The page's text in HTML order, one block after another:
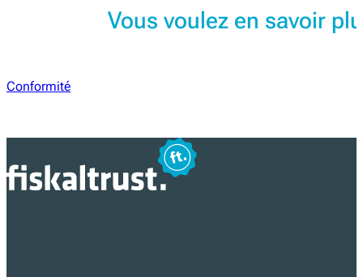
Vous voulez en savoir
Conformité